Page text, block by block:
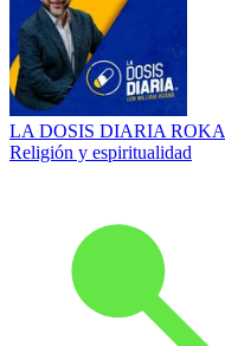
LA DOSIS DIARIA ROKA
Religión y espiritualidad